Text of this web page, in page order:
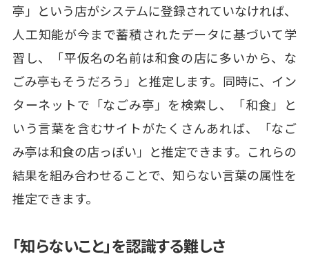
亭」という店がシステムに登録されていなければ、
人工知能が今まで蓄積されたデータに基づいて学
習し、「平仮名の名前は和食の店に多いから、な
ごみ亭もそうだろう」と推定します。同時に、イン
ターネットで「なごみ亭」を検索し、「和食」と
いう言葉を含むサイトがたくさんあれば、「なご
み亭は和食の店っぽい」と推定できます。これらの
結果を組み合わせることで、知らない言葉の属性を
推定できます。
「知らないこと」を認識する難しさ